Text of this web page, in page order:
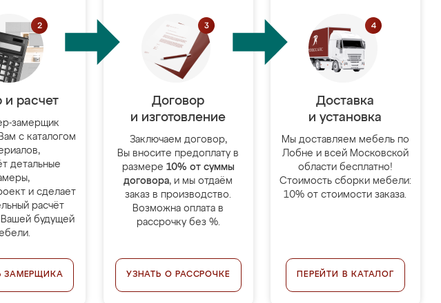
и расчет
замерщик
с каталогом
детальные
и сделает
расчёт
будущей
ЗАМЕРЩИКА
Договор
и изготовление
Заключаем договор,
Вы вносите предоплату в
размере 10% от суммы
договора, и мы отдаём
заказ в производство.
Возможна оплата в
рассрочку без %.
УЗНАТЬ О РАССРОЧКЕ
Доставка
и установка
Мы доставляем мебель по
Лобне и всей Московской
области бесплатно!
Стоимость сборки мебели:
10% от стоимости заказа.
ПЕРЕЙТИ В КАТАЛОГ